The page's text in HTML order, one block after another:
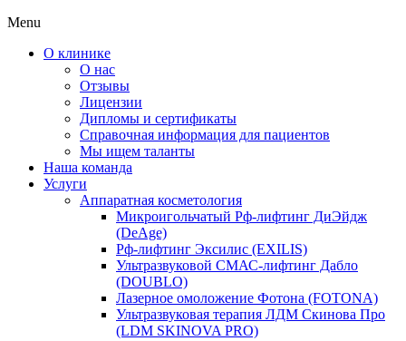
Menu
О клинике
О нас
Отзывы
Лицензии
Дипломы и сертификаты
Справочная информация для пациентов
Мы ищем таланты
Наша команда
Услуги
Аппаратная косметология
Микроигольчатый Рф-лифтинг ДиЭйдж
(DeAge)
Рф-лифтинг Эксилис (EXILIS)
Ультразвуковой СМАС-лифтинг Дабло
(DOUBLO)
Лазерное омоложение Фотона (FOTONA)
Ультразвуковая терапия ЛДМ Скинова Про
(LDM SKINOVA PRO)